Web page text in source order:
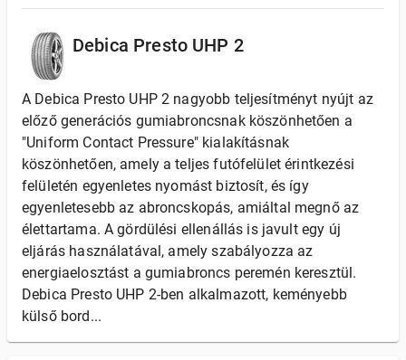
Debica Presto UHP 2
A Debica Presto UHP 2 nagyobb teljesítményt nyújt az
előző generációs gumiabroncsnak köszönhetően a
"Uniform Contact Pressure" kialakításnak
köszönhetően, amely a teljes futófelület érintkezési
felületén egyenletes nyomást biztosít, és így
egyenletesebb az abroncskopás, amiáltal megnő az
élettartama. A gördülési ellenállás is javult egy új
eljárás használatával, amely szabályozza az
energiaelosztást a gumiabroncs peremén keresztül.
Debica Presto UHP 2-ben alkalmazott, keményebb
külső bord...